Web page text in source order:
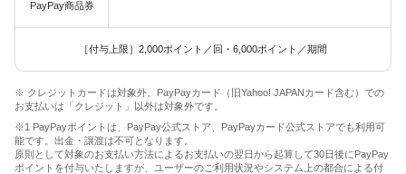
PayPay商品券
［付与上限］2,000ポイント／回・6,000ポイント／期間
※ クレジットカードは対象外。PayPayカード（旧Yahoo! JAPANカード含む）での
お支払いは「クレジット」以外は対象外です。
※1 PayPayポイントは、PayPay公式ストア、PayPayカード公式ストアでも利用可
能です。出金・譲渡は不可となります。
原則として対象のお支払い方法によるお支払いの翌日から起算して30日後にPayPay
ポイントを付与いたしますが、ユーザーのご利用状況やシステム上の都合による付